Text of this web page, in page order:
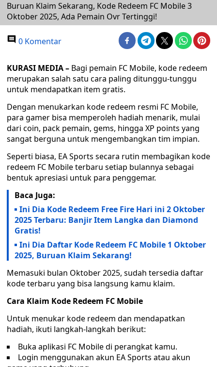
Buruan Klaim Sekarang, Kode Redeem FC Mobile 3
Oktober 2025, Ada Pemain Ovr Tertinggi!
0 Komentar
KURASI MEDIA – Bagi pemain FC Mobile, kode redeem
merupakan salah satu cara paling ditunggu-tunggu
untuk mendapatkan item gratis.
Dengan menukarkan kode redeem resmi FC Mobile,
para gamer bisa memperoleh hadiah menarik, mulai
dari coin, pack pemain, gems, hingga XP points yang
sangat berguna untuk mengembangkan tim impian.
Seperti biasa, EA Sports secara rutin membagikan kode
redeem FC Mobile terbaru setiap bulannya sebagai
bentuk apresiasi untuk para penggemar.
Baca Juga:
Ini Dia Kode Redeem Free Fire Hari ini 2 Oktober
2025 Terbaru: Banjir Item Langka dan Diamond
Gratis!
Ini Dia Daftar Kode Redeem FC Mobile 1 Oktober
2025, Buruan Klaim Sekarang!
Memasuki bulan Oktober 2025, sudah tersedia daftar
kode terbaru yang bisa langsung kamu klaim.
Cara Klaim Kode Redeem FC Mobile
Untuk menukar kode redeem dan mendapatkan
hadiah, ikuti langkah-langkah berikut:
Buka aplikasi FC Mobile di perangkat kamu.
Login menggunakan akun EA Sports atau akun